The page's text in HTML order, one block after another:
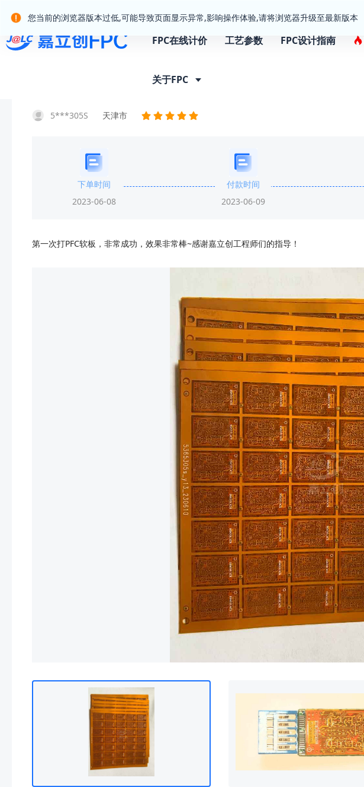
您当前的浏览器版本过低,可能导致页面显示异常,影响操作体验,请将浏览器升级至最新版本
嘉立创产业服务站群
FPC在线计价 工艺参数 FPC设计指南
关于FPC
5***305S 天津市
下单时间
2023-06-08
付款时间
2023-06-09
第一次打PFC软板，非常成功，效果非常棒~感谢嘉立创工程师们的指导！